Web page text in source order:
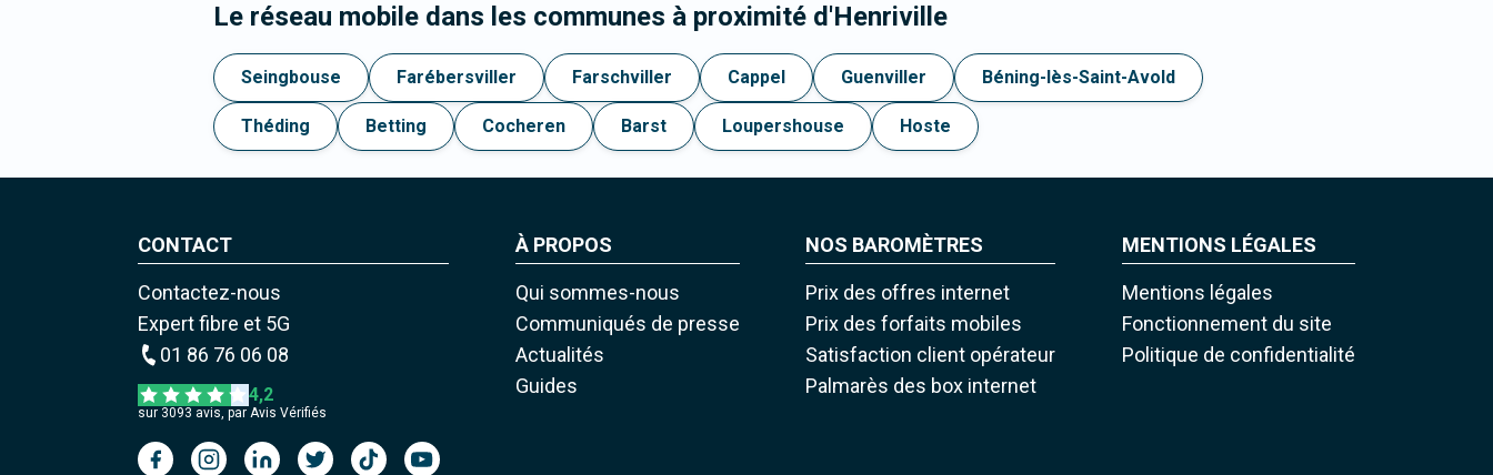
Le réseau mobile dans les communes à proximité d'Henriville
Seingbouse Farébersviller Farschviller Cappel Guenviller Béning-lès-Saint-Avold
Théding Betting Cocheren Barst Loupershouse Hoste
CONTACT
Contactez-nous
Expert fibre et 5G
01 86 76 06 08
4,2
sur 3093 avis, par Avis Vérifiés
À PROPOS
Qui sommes-nous
Communiqués de presse
Actualités
Guides
NOS BAROMÈTRES
Prix des offres internet
Prix des forfaits mobiles
Satisfaction client opérateur
Palmarès des box internet
MENTIONS LÉGALES
Mentions légales
Fonctionnement du site
Politique de confidentialité